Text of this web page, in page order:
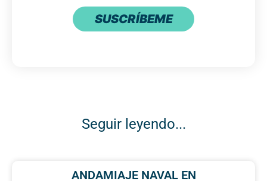
SUSCRÍBEME
Seguir leyendo...
ANDAMIAJE NAVAL EN